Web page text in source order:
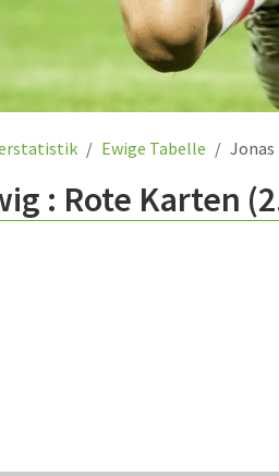
Ewige Tabelle Jonas
: Rote Karten